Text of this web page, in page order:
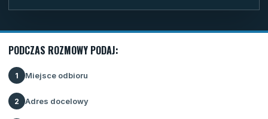
PODCZAS ROZMOWY PODAJ:
1 Miejsce odbioru
2 Adres docelowy